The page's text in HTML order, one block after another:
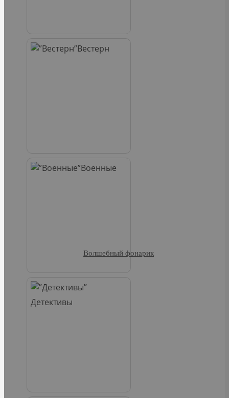
Вестерн
Военные
Детективы
Волшебный фонарик